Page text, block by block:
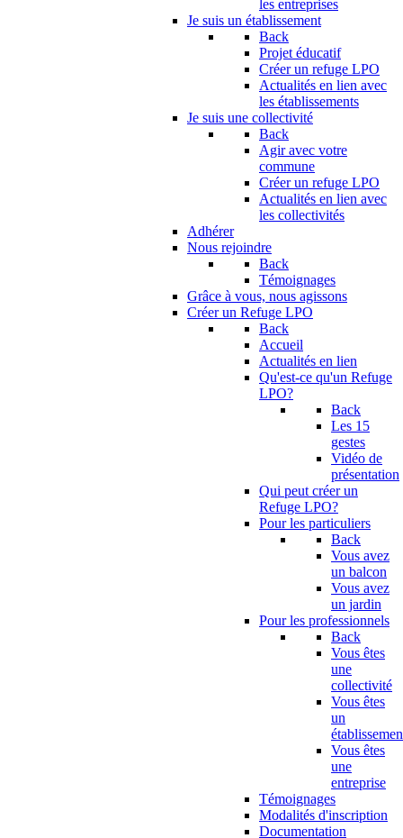
les entreprises
Je suis un établissement
Back
Projet éducatif
Créer un refuge LPO
Actualités en lien avec
les établissements
Je suis une collectivité
Back
Agir avec votre
commune
Créer un refuge LPO
Actualités en lien avec
les collectivités
Adhérer
Nous rejoindre
Back
Témoignages
Grâce à vous, nous agissons
Créer un Refuge LPO
Back
Accueil
Actualités en lien
Qu'est-ce qu'un Refuge
LPO?
Back
Les 15
gestes
Vidéo de
présentation
Qui peut créer un
Refuge LPO?
Pour les particuliers
Back
Vous avez
un balcon
Vous avez
un jardin
Pour les professionnels
Back
Vous êtes
une
collectivité
Vous êtes
un
Vous êtes
une
entreprise
Témoignages
Modalités d'inscription
Documentation